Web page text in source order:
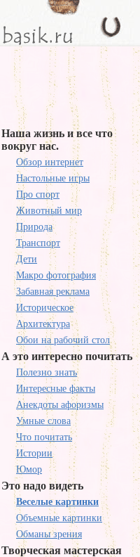
Наша жизнь и все что
вокруг нас.
Обзор интернет
Настольные игры
Про спорт
Животный мир
Природа
Транспорт
Дети
Макро фотография
Забавная реклама
Историческое
Архитектура
Обои на рабочий стол
А это интересно почитать
Полезно знать
Интересные факты
Анекдоты афоризмы
Умные слова
Что почитать
Истории
Юмор
Это надо видеть
Веселые картинки
Объемные картинки
Обманы зрения
Творческая мастерская